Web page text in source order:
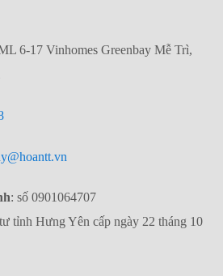
6-17 Vinhomes Greenbay Mễ Trì,
: số 0901064707
tỉnh Hưng Yên cấp ngày 22 tháng 10